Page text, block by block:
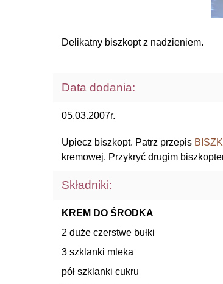
Delikatny biszkopt z nadzieniem.
Data dodania:
05.03.2007r.
Upiecz biszkopt. Patrz przepis
kremowej. Przykryć drugim
Składniki:
KREM DO ŚRODKA
2 duże czerstwe bułki
3 szklanki mleka
pół szklanki cukru